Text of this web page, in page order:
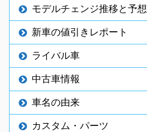
モデルチェンジ推移と予想
新車の値引きレポート
ライバル車
中古車情報
車名の由来
カスタム・パーツ